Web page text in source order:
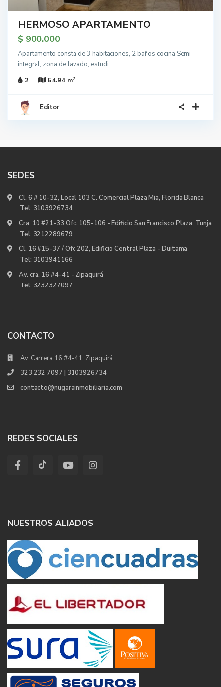
HERMOSO APARTAMENTO
$ 900.000
Apartamento consta de 3 habitaciones, 2 baños cocina Semi
integral, zona de lavado, estudi ...
2
54.94 m2
Editor
SEDES
Cl. 6 # 10-32, Local 103 C. Comercial Plaza Mia, Florida Blanca
Tel: 3103926734
Cra. 10 #21-33 Ofc. 105-106 - Edificio San Francisco Plaza, Tunja
Tel: 3212289679
Cl. 16 #15-37 / Ofc 202, Edificio Central Plaza - Duitama
Tel: 3103941166
Av. cra. 16 #4-41 - Zipaquirá
Tel: 3232327097
CONTACTO
Av. Carrera 16 #4-41, Zipaquirá
323 232 7097 | 3103926734
contacto@nugarainmobiliaria.com
REDES SOCIALES
NUESTROS ALIADOS